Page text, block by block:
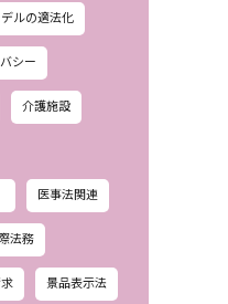
ルの適法化
シー
介護施設
医事法関連
法務
景品表示法